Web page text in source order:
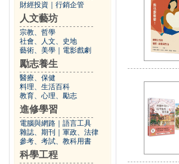
財經投資 行銷企管
人文藝坊
宗教、哲學
社會、人文、史地
藝術、美學
電影戲劇
勵志養生
醫療、保健
料理、生活百科
教育、心理、勵志
進修學習
電腦與網路
語言工具
雜誌、期刊
軍政、法律
參考、考試、教科用書
科學工程